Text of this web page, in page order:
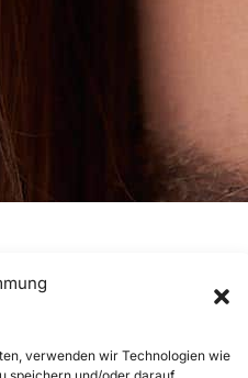
verwenden wir Technologien wie